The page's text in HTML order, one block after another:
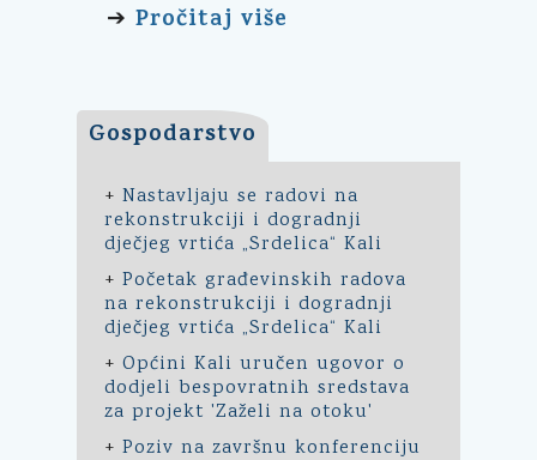
➔ Pročitaj više
Gospodarstvo
+ Nastavljaju se radovi na
rekonstrukciji i dogradnji
dječjeg vrtića „Srdelica“ Kali
+ Početak građevinskih radova
na rekonstrukciji i dogradnji
dječjeg vrtića „Srdelica“ Kali
+ Općini Kali uručen ugovor o
dodjeli bespovratnih sredstava
za projekt 'Zaželi na otoku'
+ Poziv na završnu konferenciju